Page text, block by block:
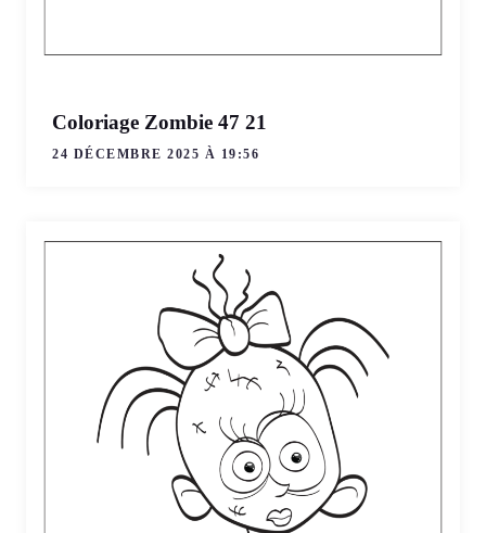
Coloriage Zombie 47 21
24 DÉCEMBRE 2025 À 19:56